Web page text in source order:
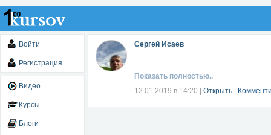
Войти
Регистрация
Видео
Курсы
Блоги
Сергей Исаев
Показать полностью..
12.01.2019 в 14:20
Открыть